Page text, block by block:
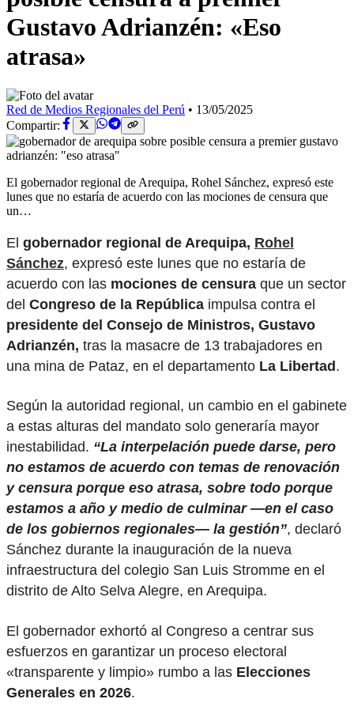
Gustavo Adrianzén: «Eso
atrasa»
Red de Medios Regionales del Perú • 13/05/2025
Compartir:
El gobernador regional de Arequipa, Rohel Sánchez, expresó este
lunes que no estaría de acuerdo con las mociones de censura que
un…
El gobernador regional de Arequipa, Rohel
Sánchez, expresó este lunes que no estaría de
acuerdo con las mociones de censura que un sector
del Congreso de la República impulsa contra el
presidente del Consejo de Ministros, Gustavo
Adrianzén, tras la masacre de 13 trabajadores en
una mina de Pataz, en el departamento La Libertad.
Según la autoridad regional, un cambio en el gabinete
a estas alturas del mandato solo generaría mayor
inestabilidad. “La interpelación puede darse, pero
no estamos de acuerdo con temas de renovación
y censura porque eso atrasa, sobre todo porque
estamos a año y medio de culminar —en el caso
de los gobiernos regionales— la gestión”, declaró
Sánchez durante la inauguración de la nueva
infraestructura del colegio San Luis Stromme en el
distrito de Alto Selva Alegre, en Arequipa.
El gobernador exhortó al Congreso a centrar sus
esfuerzos en garantizar un proceso electoral
«transparente y limpio» rumbo a las Elecciones
Generales en 2026.